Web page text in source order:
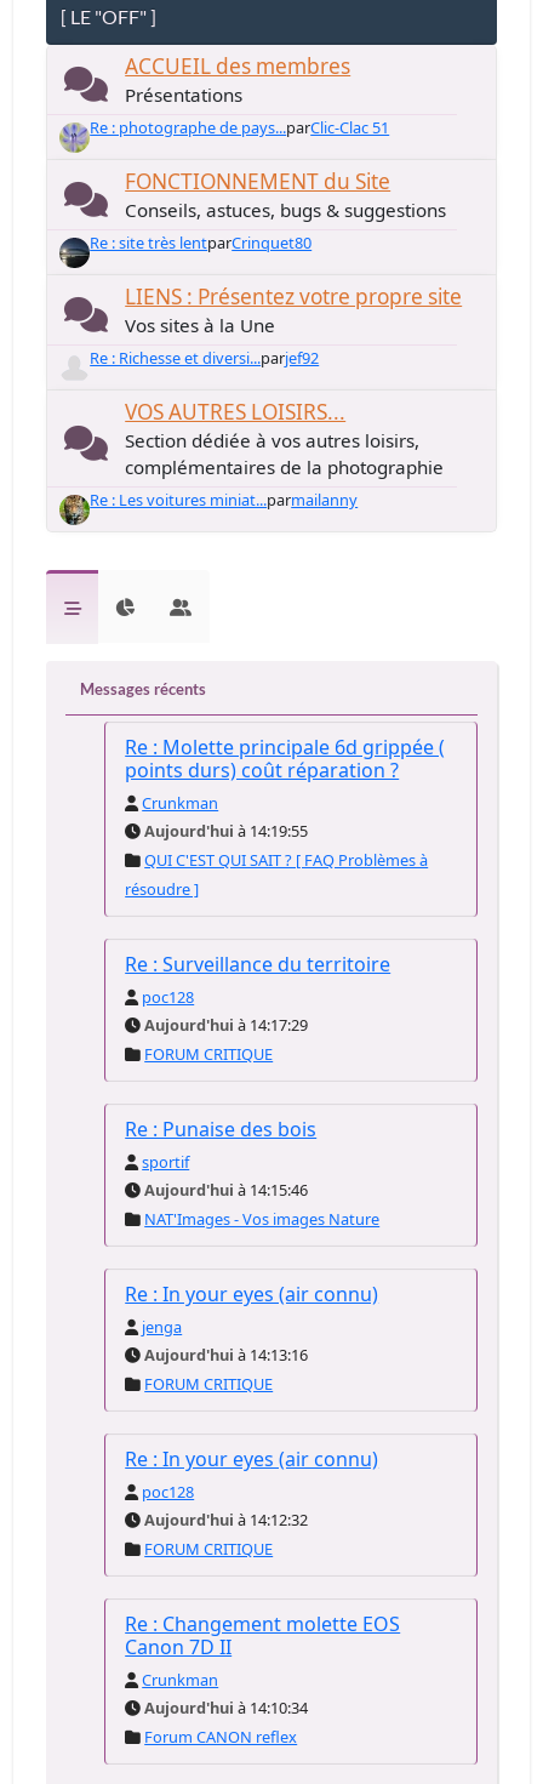
[ LE "OFF" ]
ACCUEIL des membres
Présentations
Re : photographe de pays...parClic-Clac 51
FONCTIONNEMENT du Site
Conseils, astuces, bugs & suggestions
Re : site très lentparCrinquet80
LIENS : Présentez votre propre site
Vos sites à la Une
Re : Richesse et diversi...parjef92
VOS AUTRES LOISIRS...
Section dédiée à vos autres loisirs,
complémentaires de la photographie
Re : Les voitures miniat...parmailanny
Messages récents
Re : Molette principale 6d grippée (
points durs) coût réparation ?
Crunkman
Aujourd'hui à 14:19:55
QUI C'EST QUI SAIT ? [ FAQ Problèmes à
résoudre ]
Re : Surveillance du territoire
poc128
Aujourd'hui à 14:17:29
FORUM CRITIQUE
Re : Punaise des bois
sportif
Aujourd'hui à 14:15:46
NAT'Images - Vos images Nature
Re : In your eyes (air connu)
jenga
Aujourd'hui à 14:13:16
FORUM CRITIQUE
Re : In your eyes (air connu)
poc128
Aujourd'hui à 14:12:32
FORUM CRITIQUE
Re : Changement molette EOS
Canon 7D II
Crunkman
Aujourd'hui à 14:10:34
Forum CANON reflex